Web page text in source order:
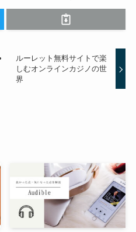
ルーレット無料サイトで楽
しむオンラインカジノの世
界